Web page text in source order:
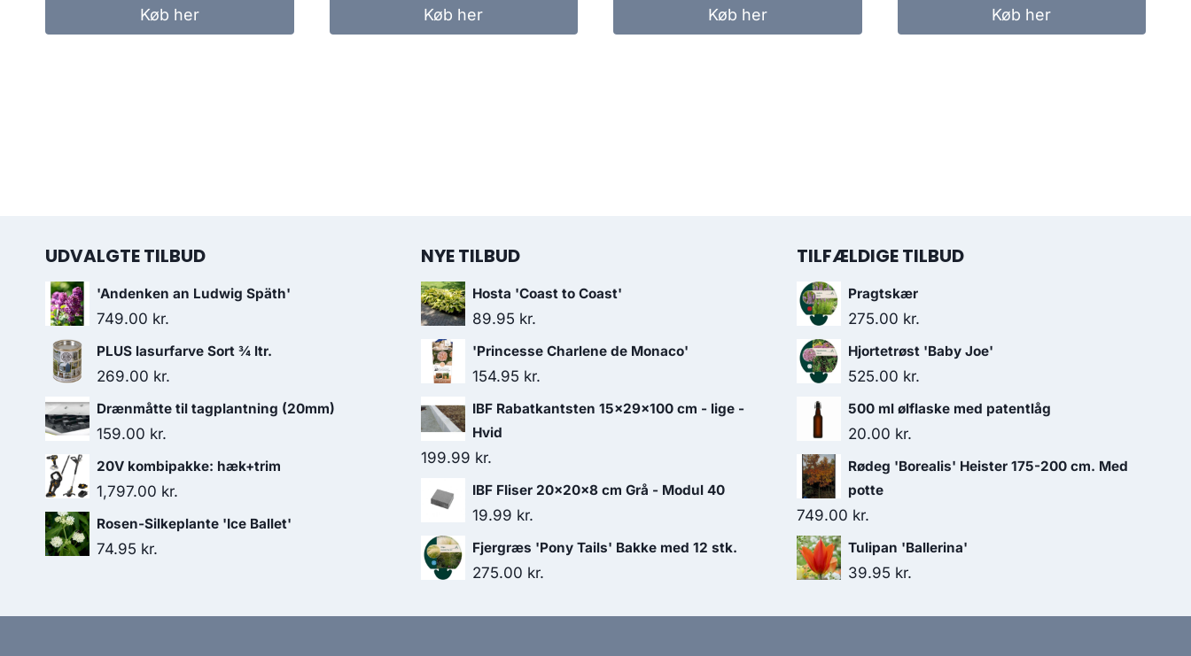
Køb her Køb her Køb her Køb her
UDVALGTE TILBUD
'Andenken an Ludwig Späth'
749.00 kr.
PLUS lasurfarve Sort ¾ ltr.
269.00 kr.
Drænmåtte til tagplantning (20mm)
159.00 kr.
20V kombipakke: hæk+trim
1,797.00 kr.
Rosen-Silkeplante 'Ice Ballet'
74.95 kr.
NYE TILBUD
Hosta 'Coast to Coast'
89.95 kr.
'Princesse Charlene de Monaco'
154.95 kr.
IBF Rabatkantsten 15x29x100 cm - lige -
Hvid
199.99 kr.
IBF Fliser 20x20x8 cm Grå - Modul 40
19.99 kr.
Fjergræs 'Pony Tails' Bakke med 12 stk.
275.00 kr.
TILFÆLDIGE TILBUD
Pragtskær
275.00 kr.
Hjortetrøst 'Baby Joe'
525.00 kr.
500 ml ølflaske med patentlåg
20.00 kr.
Rødeg 'Borealis' Heister 175-200 cm. Med
potte
749.00 kr.
Tulipan 'Ballerina'
39.95 kr.